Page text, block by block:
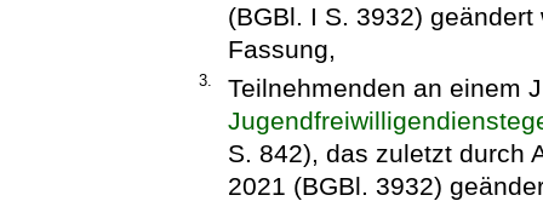
(BGBl. I S. 3932)
Fassung,
3.
Teilnehmenden an einem
S. 842), das zuletzt durch
2021 (BGBl. 3932)